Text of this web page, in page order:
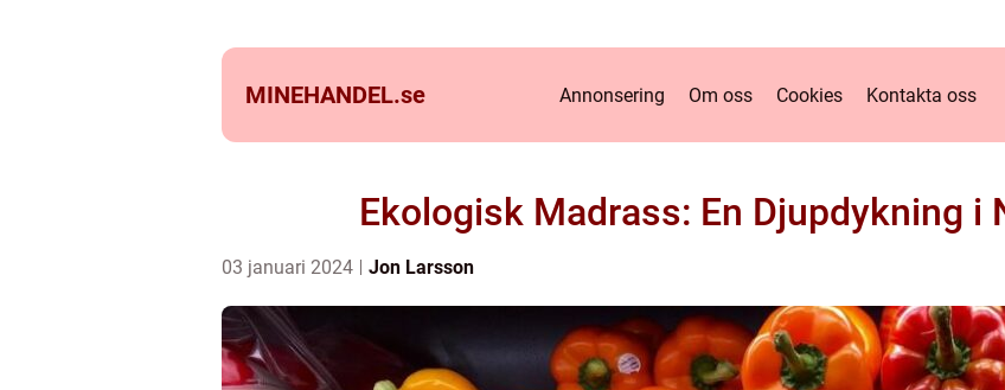
MINEHANDEL.se Annonsering Om oss Cookies Kontakta oss
Ekologisk Madrass: En Djupdykning i
03 januari 2024 Jon Larsson